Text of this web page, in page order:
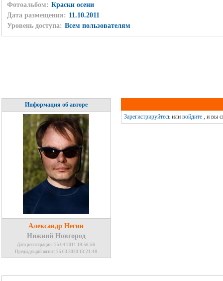
Фотоальбом: Краски осени
Дата размещения: 11.10.2011
Уровень доступа: Всем пользователям
Информация об авторе
Александр Негин
Нижний Новгород
Дата регистрации: 25.04.2011 19:56:56
Предыдущий визит: 25.03.2020 13:21:48
Зарегистрируйтесьили войдите, и вы